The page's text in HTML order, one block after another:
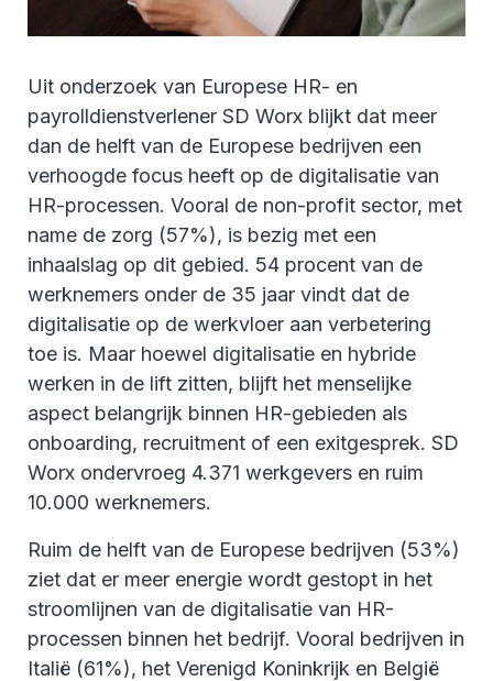
Uit onderzoek van Europese HR- en
payrolldienstverlener SD Worx blijkt dat meer
dan de helft van de Europese bedrijven een
verhoogde focus heeft op de digitalisatie van
HR-processen. Vooral de non-profit sector, met
name de zorg (57%), is bezig met een
inhaalslag op dit gebied. 54 procent van de
werknemers onder de 35 jaar vindt dat de
digitalisatie op de werkvloer aan verbetering
toe is. Maar hoewel digitalisatie en hybride
werken in de lift zitten, blijft het menselijke
aspect belangrijk binnen HR-gebieden als
onboarding, recruitment of een exitgesprek. SD
Worx ondervroeg 4.371 werkgevers en ruim
10.000 werknemers.
Ruim de helft van de Europese bedrijven (53%)
ziet dat er meer energie wordt gestopt in het
stroomlijnen van de digitalisatie van HR-
processen binnen het bedrijf. Vooral bedrijven in
Italië (61%), het Verenigd Koninkrijk en België